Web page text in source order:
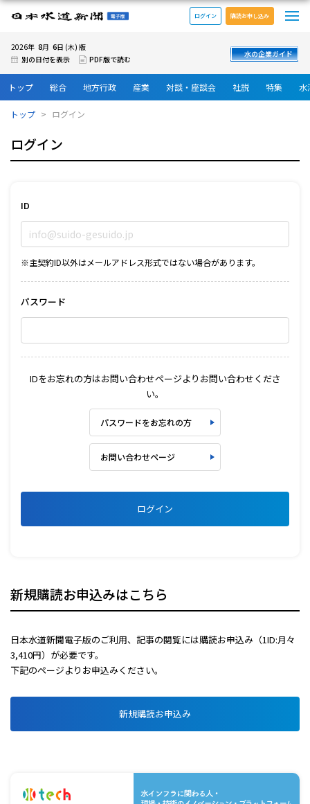
日本水道新聞 電子版
ログイン 購読お申し込み
2026年 8月 6日 (木) 版
別の日付を表示
PDF版で読む
水の企業ガイド
トップ 総合 地方行政 産業 対談・座談会 社説 特集 水
トップ ログイン
ログイン
ID
※主契約ID以外はメールアドレス形式ではない場合があります。
パスワード
IDをお忘れの方はお問い合わせページよりお問い合わせくださ
い。
パスワードをお忘れの方
お問い合わせページ
ログイン
新規購読お申込みはこちら
日本水道新聞電子版のご利用、記事の閲覧には購読お申込み（1ID:月々
3,410円）が必要です。
下記のページよりお申込みください。
新規購読お申込み